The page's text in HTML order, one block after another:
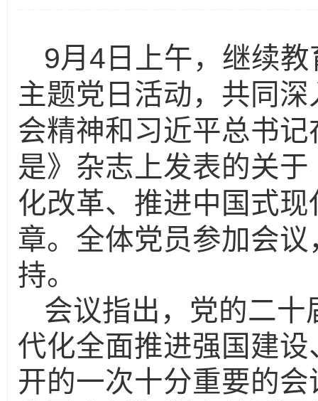
9月 4 日上午， 继续教
主题党日活动，共同 深
会精神和习近平总书记
是》杂志上发表的关
化改革、推进中国式
章。 全体党员参加会议
持。
会议指出，党的二
代化全面推进强国建
开的一次十分重要的